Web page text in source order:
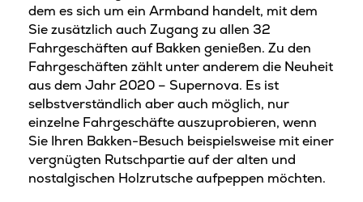
dem es sich um ein Armband handelt, mit dem
Sie zusätzlich auch Zugang zu allen 32
Fahrgeschäften auf Bakken genießen. Zu den
Fahrgeschäften zählt unter anderem die Neuheit
aus dem Jahr 2020 – Supernova. Es ist
selbstverständlich aber auch möglich, nur
einzelne Fahrgeschäfte auszuprobieren, wenn
Sie Ihren Bakken-Besuch beispielsweise mit einer
vergnügten Rutschpartie auf der alten und
nostalgischen Holzrutsche aufpeppen möchten.